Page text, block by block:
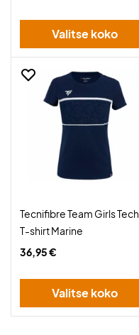
Valitse koko
Tecnifibre Team Girls Tech
T-shirt Marine
36,95 €
Valitse koko